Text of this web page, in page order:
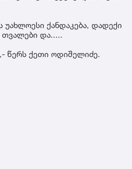
ქანდაკება, დადექი
და.....
წერს ქეთი ოდიშელიძე.